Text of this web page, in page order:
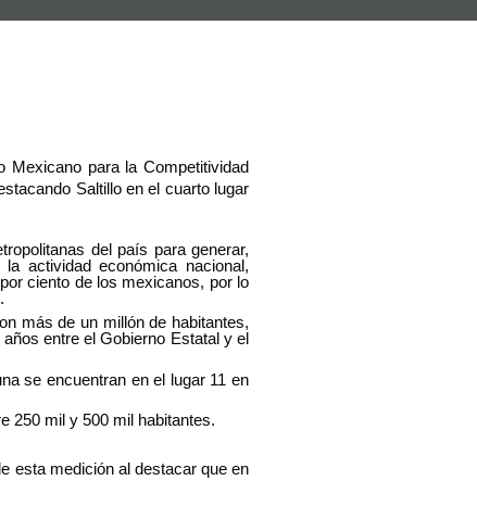
Mexicano para la Competitividad
Saltillo en el cuarto lugar
del país para generar,
actividad económica nacional,
ciento de los mexicanos, por lo
más de un millón de habitantes,
entre el Gobierno Estatal y el
se encuentran en el lugar 11 en
250 mil y 500 mil habitantes.
esta medición al destacar que en